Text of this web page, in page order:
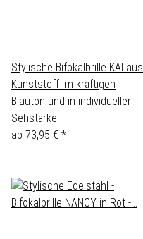
Stylische Bifokalbrille KAI aus
Kunststoff im kräftigen
Blauton und in individueller
Sehstärke
ab 73,95 € *